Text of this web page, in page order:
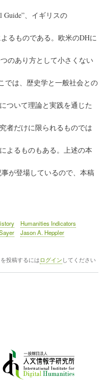
Guide”、イギリスの
るものである。欧米のDHに
のあり方として小さくない
では、歴史学と一般社会との
ついて理論と実践を通じた
者だけに限られるものでは
よるものもある。上述の本
が登場しているので、本稿
Humanities Indicators
Jason A. Heppler
投稿するには ログイン してください